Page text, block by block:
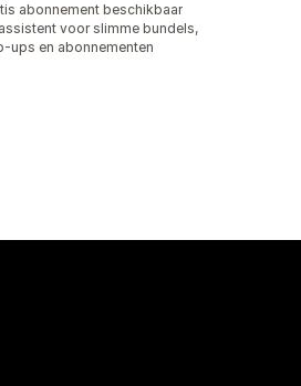
abonnement beschikbaar
voor slimme bundels,
ups en abonnementen